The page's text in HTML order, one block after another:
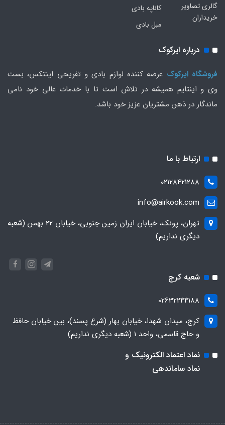
گالری تصاویر
خریداران
کاناپه بادی
مبل بادی
درباره ایرکوک
فروشگاه ایرکوک عرضه کننده لوازم بادی و تفریحی اینتکس، بست
وی و اینتایم همیشه در تلاش است تا با خدمات عالی خود نامی
ماندگار در ذهن مشتریان عزیز خود باشد.
ارتباط با ما
02128421288
info@airkook.com
تهران، پونک، خیابان ایران زمین جنوبی، خیابان 22 بهمن (شعبه
دیگری نداریم)
شعبه کرج
02632244188
کرج، میدان شهدا، خیابان بهار (شرع پسند)، بین خیابان حافظ
و حاج قاسمی، واحد ۱ (شعبه دیگری نداریم)
نماد اعتماد الکترونیک و
نماد ساماندهی